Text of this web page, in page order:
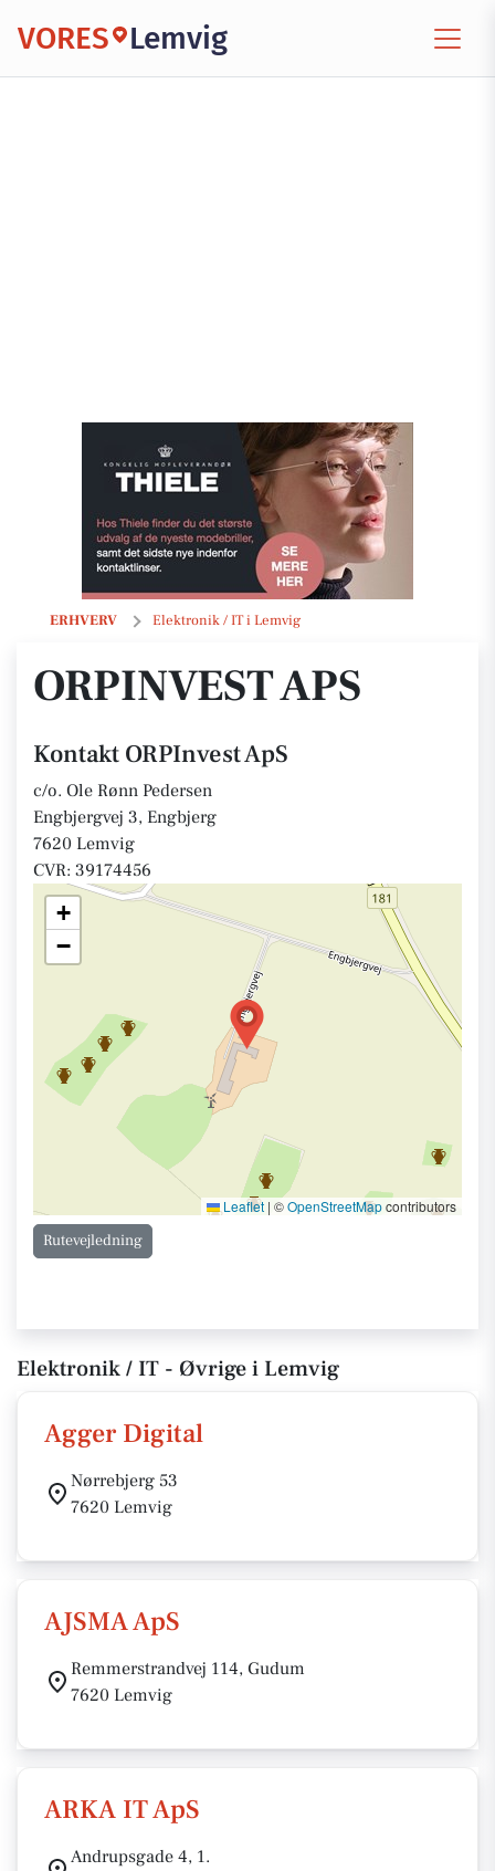
VORES Lemvig
ERHVERV Elektronik / IT i Lemvig
ORPInvest ApS
ORPINVEST APS
Kontakt ORPInvest ApS
c/o. Ole Rønn Pedersen
Engbjergvej 3, Engbjerg
7620 Lemvig
CVR: 39174456
+
−
Leaflet | ©OpenStreetMapcontributors
Rutevejledning
Elektronik / IT - Øvrige i Lemvig
Agger Digital
Nørrebjerg 53
7620 Lemvig
AJSMA ApS
Remmerstrandvej 114, Gudum
7620 Lemvig
ARKA IT ApS
Andrupsgade 4, 1.